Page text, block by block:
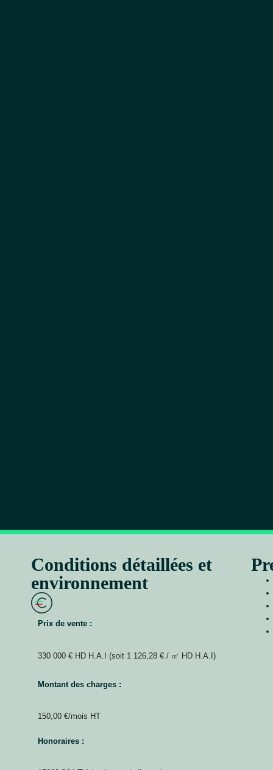
Conditions détaillées et
environnement
Prix de vente :
330 000 € HD H.A.I (soit 1 126,28 € / ㎡ HD H.A.I)
Montant des charges :
150,00 €/mois HT
Honoraires :